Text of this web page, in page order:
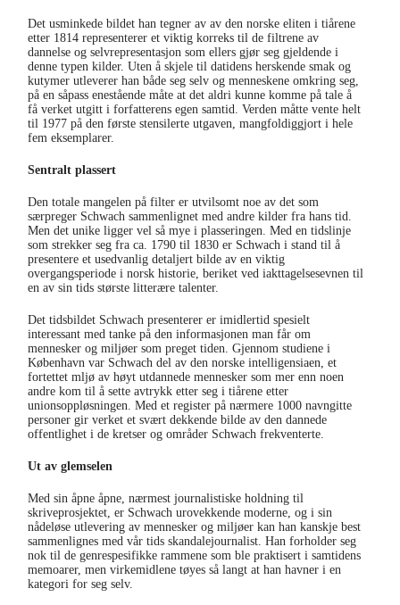
Det usminkede bildet han tegner av av den norske eliten i tiårene
etter 1814 representerer et viktig korreks til de filtrene av
dannelse og selvrepresentasjon som ellers gjør seg gjeldende i
denne typen kilder. Uten å skjele til datidens herskende smak og
kutymer utleverer han både seg selv og menneskene omkring seg,
på en såpass enestående måte at det aldri kunne komme på tale å
få verket utgitt i forfatterens egen samtid. Verden måtte vente helt
til 1977 på den første stensilerte utgaven, mangfoldiggjort i hele
fem eksemplarer.
Sentralt plassert
Den totale mangelen på filter er utvilsomt noe av det som
særpreger Schwach sammenlignet med andre kilder fra hans tid.
Men det unike ligger vel så mye i plasseringen. Med en tidslinje
som strekker seg fra ca. 1790 til 1830 er Schwach i stand til å
presentere et usedvanlig detaljert bilde av en viktig
overgangsperiode i norsk historie, beriket ved iakttagelsesevnen til
en av sin tids største litterære talenter.
Det tidsbildet Schwach presenterer er imidlertid spesielt
interessant med tanke på den informasjonen man får om
mennesker og miljøer som preget tiden. Gjennom studiene i
København var Schwach del av den norske intelligensiaen, et
fortettet mljø av høyt utdannede mennesker som mer enn noen
andre kom til å sette avtrykk etter seg i tiårene etter
unionsoppløsningen. Med et register på nærmere 1000 navngitte
personer gir verket et svært dekkende bilde av den dannede
offentlighet i de kretser og områder Schwach frekventerte.
Ut av glemselen
Med sin åpne åpne, nærmest journalistiske holdning til
skriveprosjektet, er Schwach urovekkende moderne, og i sin
nådeløse utlevering av mennesker og miljøer kan han kanskje best
sammenlignes med vår tids skandalejournalist. Han forholder seg
nok til de genrespesifikke rammene som ble praktisert i samtidens
memoarer, men virkemidlene tøyes så langt at han havner i en
kategori for seg selv.